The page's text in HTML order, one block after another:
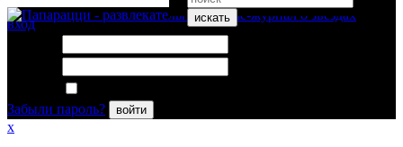
искать
вход
Забыли пароль?
войти
x